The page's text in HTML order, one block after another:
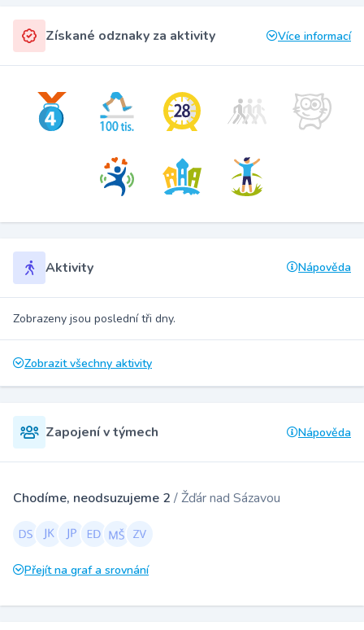
Získané odznaky za aktivity Více informací
Aktivity Nápověda
Zobrazeny jsou poslední tři dny.
Zobrazit všechny aktivity
Zapojení v týmech Nápověda
Chodíme, neodsuzujeme 2 / Žďár nad Sázavou
Přejít na graf a srovnání